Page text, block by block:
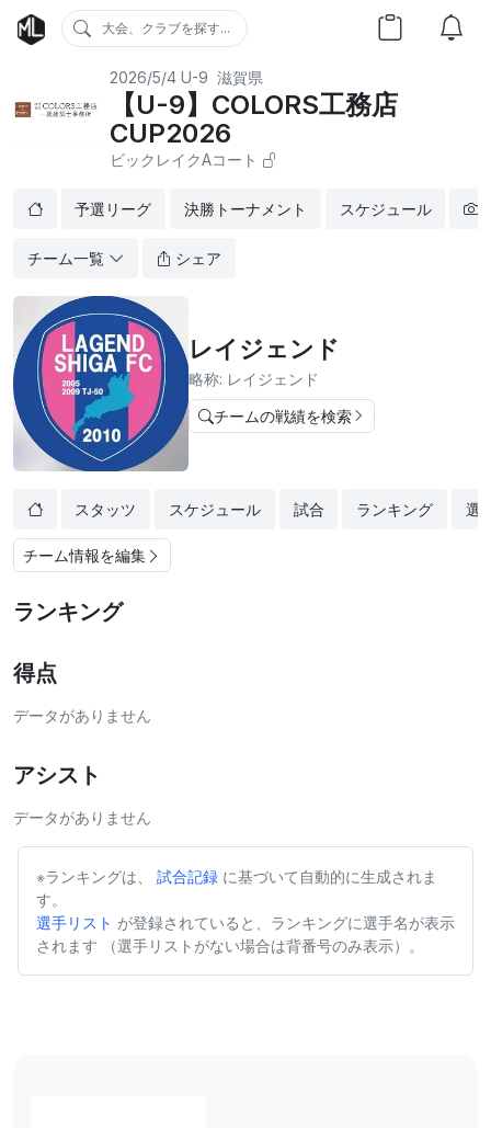
大会、クラブを探す...
2026/5/4 U-9 滋賀県
【U-9】COLORS工務店
CUP2026
ビックレイクAコート
予選リーグ 決勝トーナメント スケジュール
チーム一覧 シェア
レイジェンド
略称: レイジェンド
チームの戦績を検索
スタッツ スケジュール 試合 ランキング 選
チーム情報を編集
ランキング
得点
データがありません
アシスト
データがありません
※ランキングは、 試合記録 に基づいて自動的に生成されま
す。
選手リスト が登録されていると、ランキングに選手名が表示
されます （選手リストがない場合は背番号のみ表示）。